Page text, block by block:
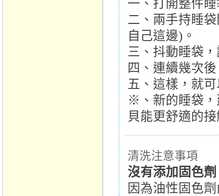
一、打開整件
二、兩手持睡
自己這邊)。
三、抖動睡袋
四、連續幾次
五、這樣，就
※、新的睡袋，
貝能更舒適的
清洗注意事項
沒有添加固色劑
因為油性固色